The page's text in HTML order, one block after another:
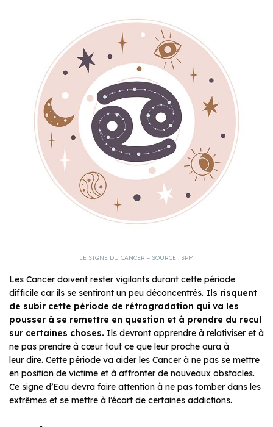
LE SIGNE DU CANCER – SOURCE : SPM
Les Cancer doivent rester vigilants durant cette période
difficile car ils se sentiront un peu déconcentrés. Ils risquent
de subir cette période de rétrogradation qui va les
pousser à se remettre en question et à prendre du recul
sur certaines choses. Ils devront apprendre à relativiser et à
ne pas prendre à cœur tout ce que leur proche aura à
leur dire. Cette période va aider les Cancer à ne pas se mettre
en position de victime et à affronter de nouveaux obstacles.
Ce signe d’Eau devra faire attention à ne pas tomber dans les
extrêmes et se mettre à l’écart de certaines addictions.